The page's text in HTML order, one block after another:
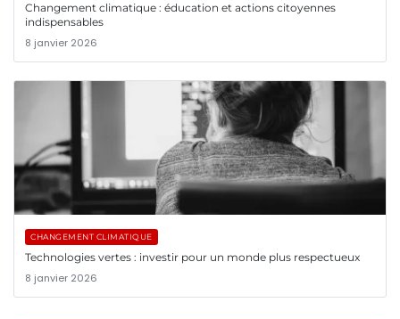
Changement climatique : éducation et actions citoyennes
indispensables
8 janvier 2026
CHANGEMENT CLIMATIQUE
Technologies vertes : investir pour un monde plus respectueux
8 janvier 2026